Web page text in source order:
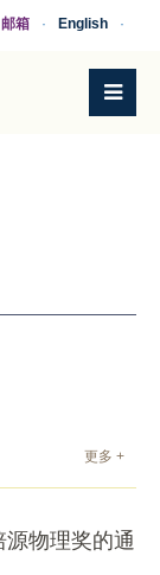
·
English
·
邮箱
更多 +
物理奖的通